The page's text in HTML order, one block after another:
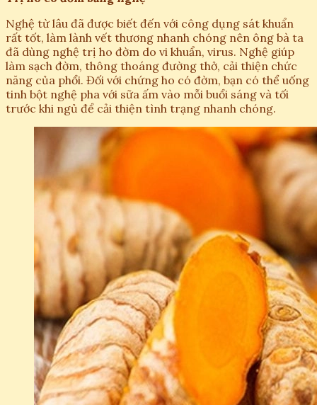
Nghệ từ lâu đã được biết đến với công dụng sát khuẩn
rất tốt, làm lành vết thương nhanh chóng nên ông bà ta
đã dùng nghệ trị ho đờm do vi khuẩn, virus. Nghệ giúp
làm sạch đờm, thông thoáng đường thở, cải thiện chức
năng của phổi. Đối với chứng ho có đờm, bạn có thể uống
tinh bột nghệ pha với sữa ấm vào mỗi buổi sáng và tối
trước khi ngủ để cải thiện tình trạng nhanh chóng.